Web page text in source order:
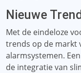
Nieuwe
Met de eindeloze
trends op de markt
alarmsystemen.
de integratie van